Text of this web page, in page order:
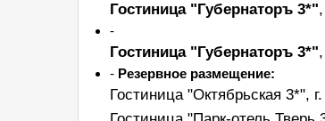
Гостиница "Губернаторъ 3*"
-
Гостиница "Губернаторъ 3*"
- Резервное размещение:
Гостиница "Октябрьская 3*",